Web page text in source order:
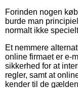
Forinden nogen
burde man
normalt ikke
Et nemmere
online firmaet er e-
sikkerhed for at
regler, samt at
kender til de